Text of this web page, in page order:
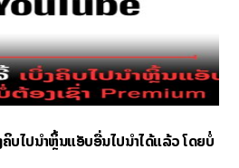
ຄິບໄປນຳຫຼິ້ນແອັບອື່ນໄປນຳໄດ້ແລ້ວ ໂດຍບໍ່